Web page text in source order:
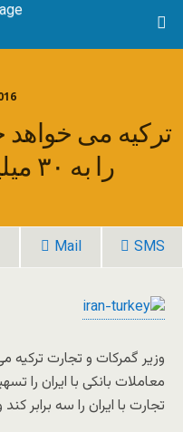
ترکیه می خواهد
را به ۳۰ میلیارد دلار برساند
Mail SMS
وزیر گمرکات و تجارت ترکیه
معاملات بانکی با ایران را
تجارت با ایران را سه برابر کند و به ۳۰ میلیارد دلار